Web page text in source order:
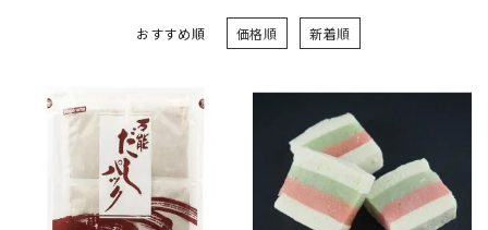
おすすめ順 価格順 新着順